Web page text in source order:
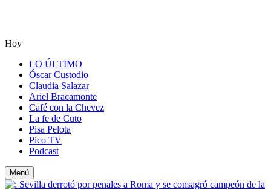
Hoy
LO ÚLTIMO
Óscar Custodio
Claudia Salazar
Ariel Bracamonte
Café con la Chevez
La fe de Cuto
Pisa Pelota
Pico TV
Podcast
Menú